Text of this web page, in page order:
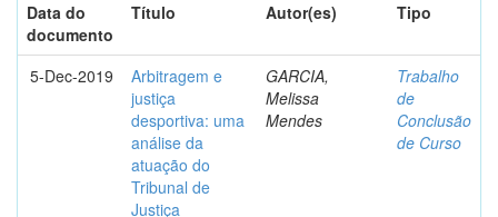
Data do
documento
Título Autor(es) Tipo
5-Dec-2019
Arbitragem e
justiça
desportiva: uma
análise da
atuação do
Tribunal de
Justiça
GARCIA,
Melissa
Mendes
Trabalho
de
Conclusão
de Curso